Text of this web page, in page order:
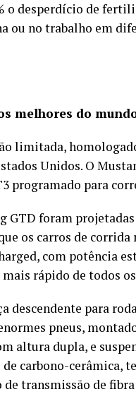
o desperdício de
ou no trabalho em
melhores do
limitada,
Unidos. O
para
GTD foram
os carros de corrida
com potência
rápido de todos
descendente para
pneus,
altura dupla, e
carbono-cerâmica,
transmissão de